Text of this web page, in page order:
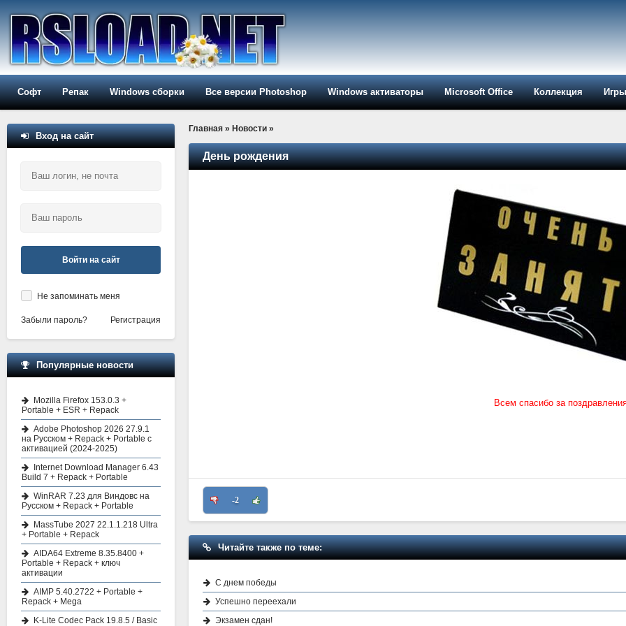
Софт Репак Windows сборки Все версии Photoshop Windows активаторы Microsoft Office Коллекция Игры
Главная » Новости »
День рождения
Всем спасибо за
-2
Читайте также по теме:
C днем победы
Успешно переехали
Экзамен сдан!
Вход на сайт
Войти на сайт
Не запоминать меня
Забыли пароль? Регистрация
Популярные новости
Mozilla Firefox 153.0.3 +
Portable + ESR + Repack
Adobe Photoshop 2026 27.9.1
на Русском + Repack + Portable с
активацией (2024-2025)
Internet Download Manager 6.43
Build 7 + Repack + Portable
WinRAR 7.23 для Виндовс на
Русском + Repack + Portable
MassTube 2027 22.1.1.218 Ultra
+ Portable + Repack
AIDA64 Extreme 8.35.8400 +
Portable + Repack + ключ
активации
AIMP 5.40.2722 + Portable +
Repack + Mega
K-Lite Codec Pack 19.8.5 / Basic